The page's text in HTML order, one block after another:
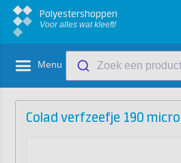
Polyestershoppen
Voor alles wat kleeft!
Menu Zoek een
Colad verfzeefje 190